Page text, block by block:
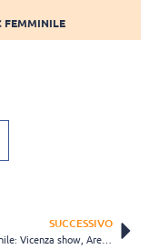
FEMMINILE
SUCCESSIVO
B1 femminile: Vicenza show, Arena battuta al tie-break e terzo posto solitario